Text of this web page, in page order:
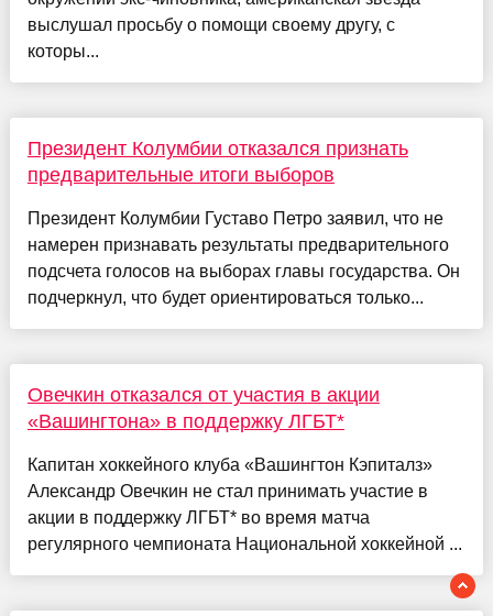
выслушал просьбу о помощи своему другу, с
которы...
Президент Колумбии отказался признать
предварительные итоги выборов
Президент Колумбии Густаво Петро заявил, что не
намерен признавать результаты предварительного
подсчета голосов на выборах главы государства. Он
подчеркнул, что будет ориентироваться только...
Овечкин отказался от участия в акции
«Вашингтона» в поддержку ЛГБТ*
Капитан хоккейного клуба «Вашингтон Кэпиталз»
Александр Овечкин не стал принимать участие в
акции в поддержку ЛГБТ* во время матча
регулярного чемпионата Национальной хоккейной ...